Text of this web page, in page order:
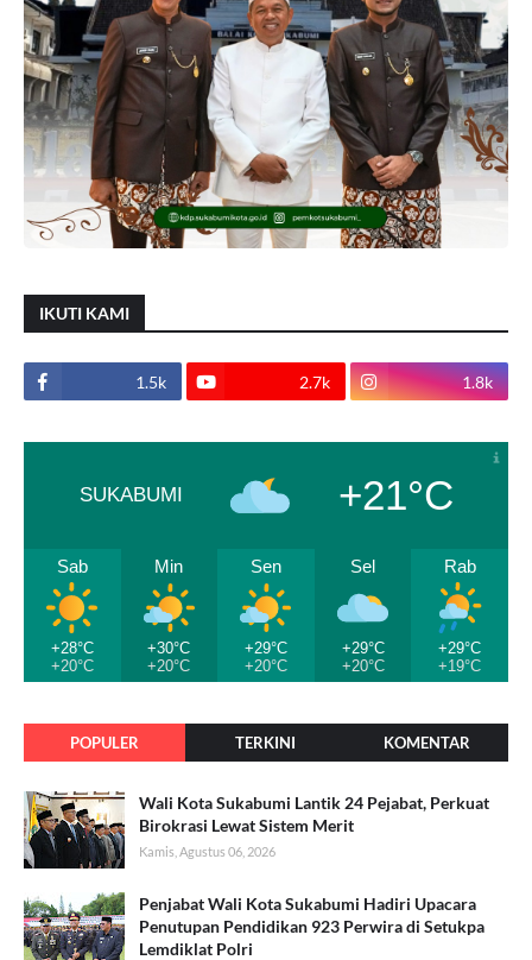
IKUTI KAMI
1.5k 2.7k 1.8k
SUKABUMI +21°C
Sab
+28°C
+20°C
Min
+30°C
+20°C
Sen
+29°C
+20°C
Sel
+29°C
+20°C
Rab
+29°C
+19°C
POPULER TERKINI KOMENTAR
Wali Kota Sukabumi Lantik 24 Pejabat, Perkuat
Birokrasi Lewat Sistem Merit
Kamis, Agustus 06, 2026
Penjabat Wali Kota Sukabumi Hadiri Upacara
Penutupan Pendidikan 923 Perwira di Setukpa
Lemdiklat Polri